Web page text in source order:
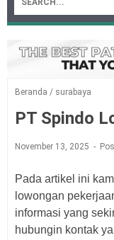
Beranda / surabaya
PT Spindo
November 13, 2025
Pada artikel ini
lowongan
informasi yang
hubungin kontak